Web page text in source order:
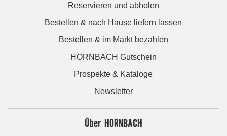
Reservieren und abholen
Bestellen & nach Hause liefern lassen
Bestellen & im Markt bezahlen
HORNBACH Gutschein
Prospekte & Kataloge
Newsletter
Über HORNBACH